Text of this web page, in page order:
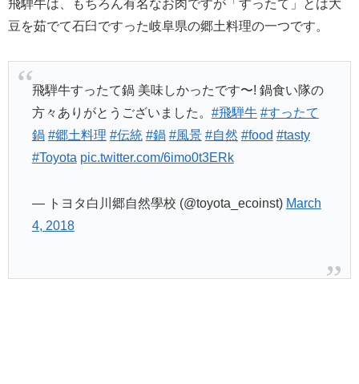
飛騨牛は、もちろん有名なお肉ですが「すったて」とは大
豆を茹でて石臼ですった岐阜県の郷土料理の一つです。
飛騨牛すったて鍋 美味しかったです〜! 鍋食い隊の
方々ありがとうございました。 #飛騨牛 #すったて
鍋 #郷土料理 #伝統 #鍋 #風景 #自然 #food #tasty
#Toyota pic.twitter.com/6imo0t3ERk
— トヨタ白川郷自然學校 (@toyota_ecoinst) March
4, 2018